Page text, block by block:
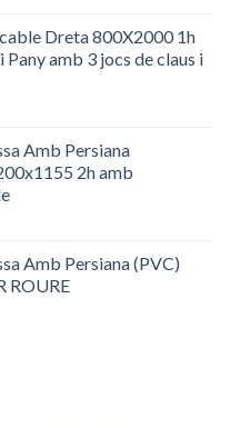
Dreta 800X2000 1h
amb 3 jocs de claus i
Amb Persiana
2h amb
Amb Persiana (PVC)
ROURE